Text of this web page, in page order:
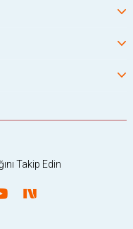
Takip Edin